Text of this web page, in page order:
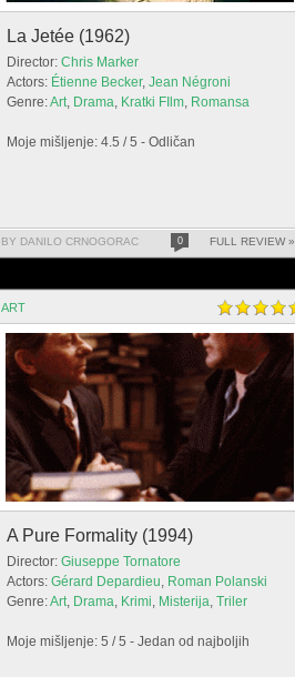
La Jetée (1962)
Director: Chris Marker
Actors: Étienne Becker, Jean Négroni
Genre:Art, Drama, Kratki FIlm, Romansa
Moje mišljenje: 4.5 / 5 - Odličan
BY DANILO CRNOGORAC 0 FULL REVIEW »
ART
A Pure Formality (1994)
Director: Giuseppe Tornatore
Actors: Gérard Depardieu, Roman Polanski
Genre:Art, Drama, Krimi, Misterija, Triler
Moje mišljenje: 5 / 5 - Jedan od najboljih